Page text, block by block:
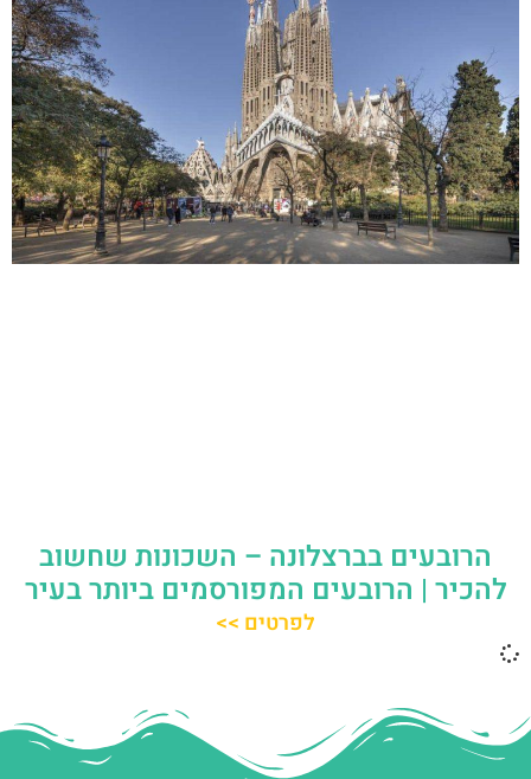
הרובעים בברצלונה – השכונות שחשוב
להכיר | הרובעים המפורסמים ביותר בעיר
לפרטים >>